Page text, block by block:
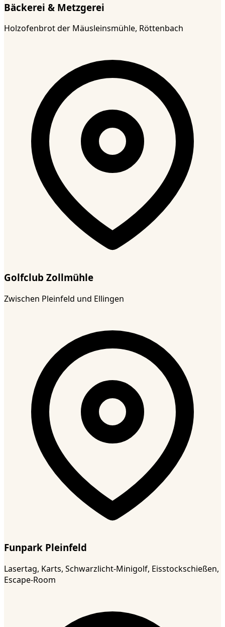
Bäckerei & Metzgerei
Holzofenbrot der Mäusleinsmühle, Röttenbach
Golfclub Zollmühle
Zwischen Pleinfeld und Ellingen
Funpark Pleinfeld
Lasertag, Karts, Schwarzlicht-Minigolf, Eisstockschießen,
Escape-Room